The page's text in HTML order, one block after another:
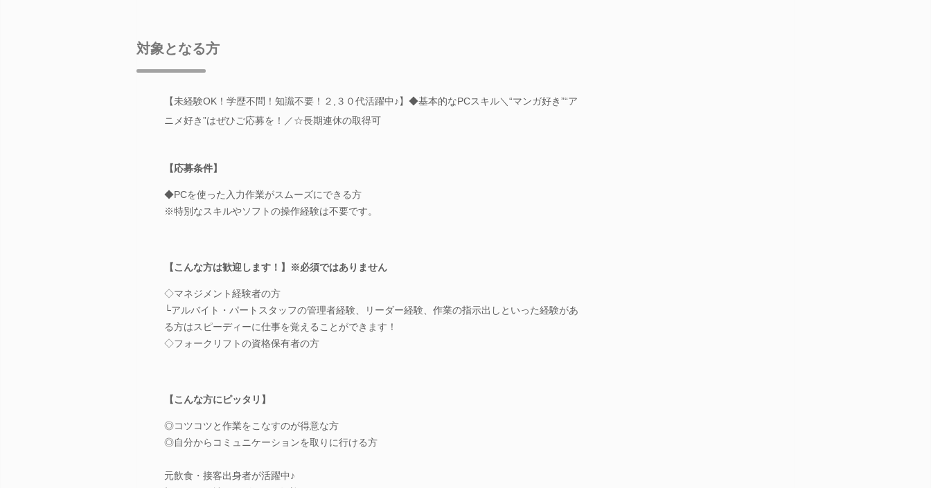
対象となる方
【未経験OK！学歴不問！知識不要！２,３０代活躍中♪】◆基本的なPCスキル＼“マンガ好き”“ア
ニメ好き”はぜひご応募を！／☆長期連休の取得可
【応募条件】
◆PCを使った入力作業がスムーズにできる方
※特別なスキルやソフトの操作経験は不要です。
【こんな方は歓迎します！】※必須ではありません
◇マネジメント経験者の方
└アルバイト・パートスタッフの管理者経験、リーダー経験、作業の指示出しといった経験があ
る方はスピーディーに仕事を覚えることができます！
◇フォークリフトの資格保有者の方
【こんな方にピッタリ】
◎コツコツと作業をこなすのが得意な方
◎自分からコミュニケーションを取りに行ける方
元飲食・接客出身者が活躍中♪